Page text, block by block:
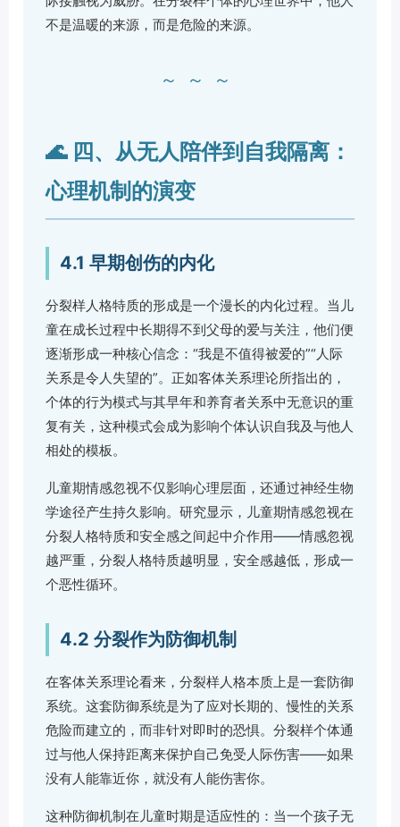
不是温暖的来源，而是危险的来源。
～～～
🌊 四、从无人陪伴到自我隔离：
心理机制的演变
4.1 早期创伤的内化
分裂样人格特质的形成是一个漫长的内化过程。当儿
童在成长过程中长期得不到父母的爱与关注，他们便
逐渐形成一种核心信念：“我是不值得被爱的”“人际
关系是令人失望的”。正如客体关系理论所指出的，
个体的行为模式与其早年和养育者关系中无意识的重
复有关，这种模式会成为影响个体认识自我及与他人
相处的模板。
儿童期情感忽视不仅影响心理层面，还通过神经生物
学途径产生持久影响。研究显示，儿童期情感忽视在
分裂人格特质和安全感之间起中介作用——情感忽视
越严重，分裂人格特质越明显，安全感越低，形成一
个恶性循环。
4.2 分裂作为防御机制
在客体关系理论看来，分裂样人格本质上是一套防御
系统。这套防御系统是为了应对长期的、慢性的关系
危险而建立的，而非针对即时的恐惧。分裂样个体通
过与他人保持距离来保护自己免受人际伤害——如果
没有人能靠近你，就没有人能伤害你。
这种防御机制在儿童时期是适应性的：当一个孩子无